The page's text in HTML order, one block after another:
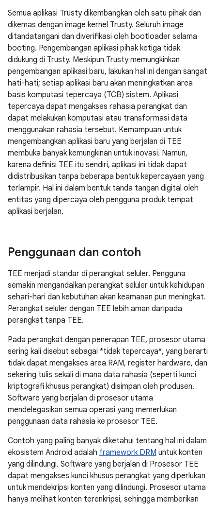
Semua aplikasi Trusty dikembangkan oleh satu pihak dan
dikemas dengan image kernel Trusty. Seluruh image
ditandatangani dan diverifikasi oleh bootloader selama
booting. Pengembangan aplikasi pihak ketiga tidak
didukung di Trusty. Meskipun Trusty memungkinkan
pengembangan aplikasi baru, lakukan hal ini dengan sangat
hati-hati; setiap aplikasi baru akan meningkatkan area
basis komputasi tepercaya (TCB) sistem. Aplikasi
tepercaya dapat mengakses rahasia perangkat dan
dapat melakukan komputasi atau transformasi data
menggunakan rahasia tersebut. Kemampuan untuk
mengembangkan aplikasi baru yang berjalan di TEE
membuka banyak kemungkinan untuk inovasi. Namun,
karena definisi TEE itu sendiri, aplikasi ini tidak dapat
didistribusikan tanpa beberapa bentuk kepercayaan yang
terlampir. Hal ini dalam bentuk tanda tangan digital oleh
entitas yang dipercaya oleh pengguna produk tempat
aplikasi berjalan.
Penggunaan dan contoh
TEE menjadi standar di perangkat seluler. Pengguna
semakin mengandalkan perangkat seluler untuk kehidupan
sehari-hari dan kebutuhan akan keamanan pun meningkat.
Perangkat seluler dengan TEE lebih aman daripada
perangkat tanpa TEE.
Pada perangkat dengan penerapan TEE, prosesor utama
sering kali disebut sebagai *tidak tepercaya*, yang berarti
tidak dapat mengakses area RAM, register hardware, dan
sekering tulis sekali di mana data rahasia (seperti kunci
kriptografi khusus perangkat) disimpan oleh produsen.
Software yang berjalan di prosesor utama
mendelegasikan semua operasi yang memerlukan
penggunaan data rahasia ke prosesor TEE.
Contoh yang paling banyak diketahui tentang hal ini dalam
ekosistem Android adalah framework DRM untuk konten
yang dilindungi. Software yang berjalan di Prosesor TEE
dapat mengakses kunci khusus perangkat yang diperlukan
untuk mendekripsi konten yang dilindungi. Prosesor utama
hanya melihat konten terenkripsi, sehingga memberikan